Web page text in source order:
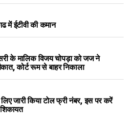
में ईटीवी की कमान
के मालिक विजय चोपड़ा को जज ने
कोर्ट रूम से बाहर निकाला
जारी किया टोल फ्री नंबर, इस पर करें